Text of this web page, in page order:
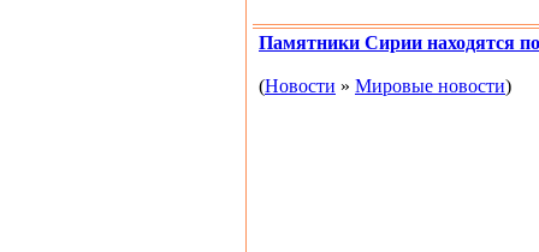
Памятники Сирии находятся
(Новости » Мировые новости)